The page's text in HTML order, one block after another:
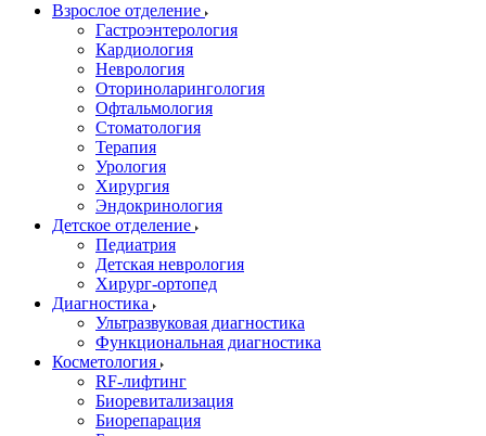
Взрослое отделение
Гастроэнтерология
Кардиология
Неврология
Оториноларингология
Офтальмология
Стоматология
Терапия
Урология
Хирургия
Эндокринология
Детское отделение
Педиатрия
Детская неврология
Хирург-ортопед
Диагностика
Ультразвуковая диагностика
Функциональная диагностика
Косметология
RF-лифтинг
Биоревитализация
Биорепарация